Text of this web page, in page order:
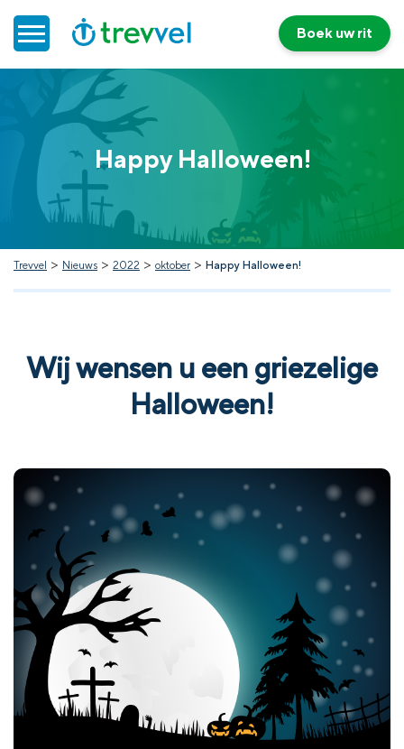
Home
Doelgroepenvervoer
Werken bij Trevvel
Nieuws
Boek uw rit
Happy Halloween!
Trevvel > Nieuws > 2022 > oktober > Happy Halloween!
Wij wensen u een griezelige
Halloween!